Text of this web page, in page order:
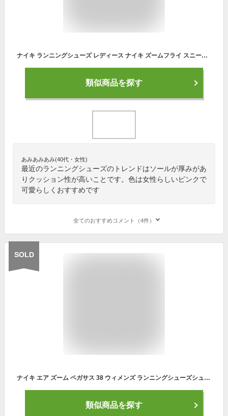
ナイキ ランニングシューズ レディース ナイキ ズームフライ スニーカー ピンク べージュ 靴 シューズ ローカット 軽量 運動 お出かけ スポーツ ジョギング ランニング ワークアウト シンプル 人気 NIKE NIKE ZOOM FLY SP AJ8229
類似商品を探す
あみあみあみ(40代・女性)
最近のランニングシューズのトレンドはソールが厚みがあ
りクッション性が高いことです。色は女性らしいピンクで
可愛らしくおすすめです
全てのおすすめコメント（4件）
SOLD
ナイキ エア ズーム ペガサス 38 ウィメンズ ランニングシューズシューズ レディース スポーツ ランニング ジョギング シューズ ローカット 送料無料 ポイントUP中 SALE対象外
類似商品を探す